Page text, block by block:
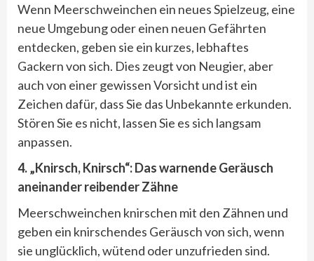
Wenn Meerschweinchen ein neues Spielzeug, eine
neue Umgebung oder einen neuen Gefährten
entdecken, geben sie ein kurzes, lebhaftes
Gackern von sich. Dies zeugt von Neugier, aber
auch von einer gewissen Vorsicht und ist ein
Zeichen dafür, dass Sie das Unbekannte erkunden.
Stören Sie es nicht, lassen Sie es sich langsam
anpassen.
4.„Knirsch, Knirsch“: Das warnende Geräusch
aneinander reibender Zähne
Meerschweinchen knirschen mit den Zähnen und
geben ein knirschendes Geräusch von sich, wenn
sie unglücklich, wütend oder unzufrieden sind.